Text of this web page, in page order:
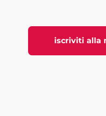
iscriviti alla